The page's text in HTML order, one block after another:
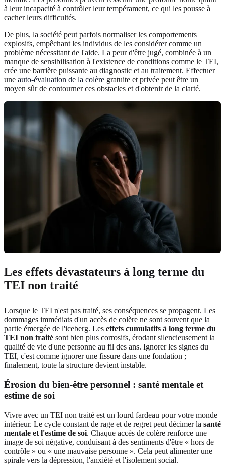
à leur incapacité à contrôler leur tempérament, ce qui les pousse à
cacher leurs difficultés.
De plus, la société peut parfois normaliser les comportements
explosifs, empêchant les individus de les considérer comme un
problème nécessitant de l'aide. La peur d'être jugé, combinée à un
manque de sensibilisation à l'existence de conditions comme le TEI,
crée une barrière puissante au diagnostic et au traitement. Effectuer
une auto-évaluation de la colère gratuite et privée peut être un
moyen sûr de contourner ces obstacles et d'obtenir de la clarté.
Les effets dévastateurs à long terme du
TEI non traité
Lorsque le TEI n'est pas traité, ses conséquences se propagent. Les
dommages immédiats d'un accès de colère ne sont souvent que la
partie émergée de l'iceberg. Les effets cumulatifs à long terme du
TEI non traité sont bien plus corrosifs, érodant silencieusement la
qualité de vie d'une personne au fil des ans. Ignorer les signes du
TEI, c'est comme ignorer une fissure dans une fondation ;
finalement, toute la structure devient instable.
Érosion du bien-être personnel : santé mentale et
estime de soi
Vivre avec un TEI non traité est un lourd fardeau pour votre monde
intérieur. Le cycle constant de rage et de regret peut décimer la santé
mentale et l'estime de soi. Chaque accès de colère renforce une
image de soi négative, conduisant à des sentiments d'être « hors de
contrôle » ou « une mauvaise personne ». Cela peut alimenter une
spirale vers la dépression, l'anxiété et l'isolement social.